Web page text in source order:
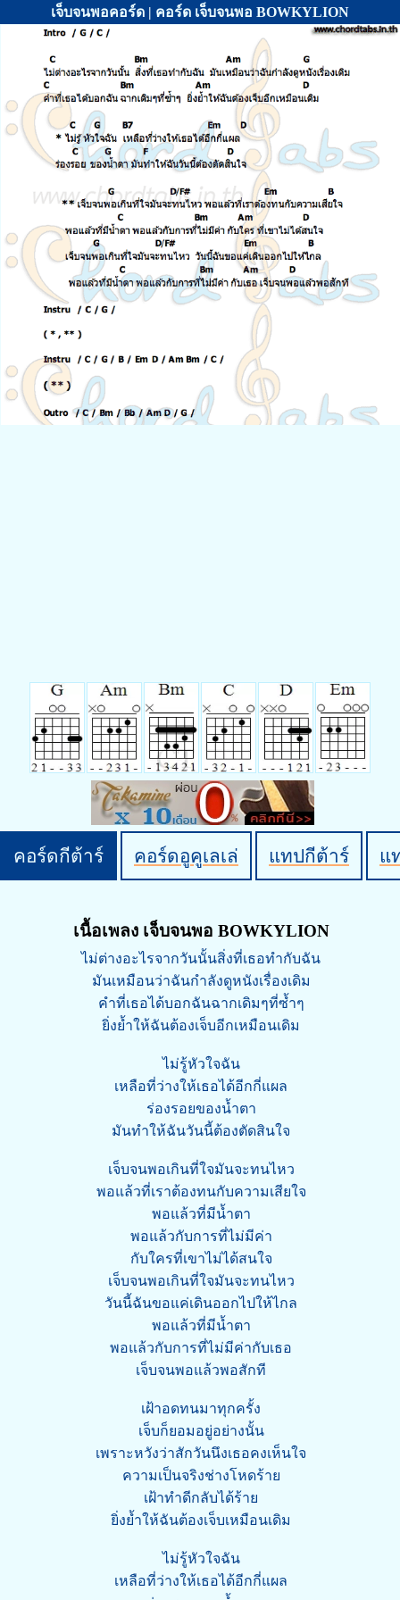
เจ็บจนพอคอร์ด | คอร์ด เจ็บจนพอ BOWKYLION
คอร์ดกีต้าร์ คอร์ดอูคูเลเล่ แทปกีต้าร์ แ
เนื้อเพลง เจ็บจนพอ BOWKYLION
ไม่ต่างอะไรจากวันนั้นสิ่งที่เธอทำกับฉัน
มันเหมือนว่าฉันกำลังดูหนังเรื่องเดิม
คำที่เธอได้บอกฉันฉากเดิมๆที่ซ้ำๆ
ยิ่งย้ำให้ฉันต้องเจ็บอีกเหมือนเดิม
ไม่รู้หัวใจฉัน
เหลือที่ว่างให้เธอได้อีกกี่แผล
ร่องรอยของน้ำตา
มันทำให้ฉันวันนี้ต้องตัดสินใจ
เจ็บจนพอเกินที่ใจมันจะทนไหว
พอแล้วที่เราต้องทนกับความเสียใจ
พอแล้วที่มีน้ำตา
พอแล้วกับการที่ไม่มีค่า
กับใครที่เขาไม่ได้สนใจ
เจ็บจนพอเกินที่ใจมันจะทนไหว
วันนี้ฉันขอแค่เดินออกไปให้ไกล
พอแล้วที่มีน้ำตา
พอแล้วกับการที่ไม่มีค่ากับเธอ
เจ็บจนพอแล้วพอสักที
เฝ้าอดทนมาทุกครั้ง
เจ็บก็ยอมอยู่อย่างนั้น
เพราะหวังว่าสักวันนึงเธอคงเห็นใจ
ความเป็นจริงช่างโหดร้าย
เฝ้าทำดีกลับได้ร้าย
ยิ่งย้ำให้ฉันต้องเจ็บเหมือนเดิม
ไม่รู้หัวใจฉัน
เหลือที่ว่างให้เธอได้อีกกี่แผล